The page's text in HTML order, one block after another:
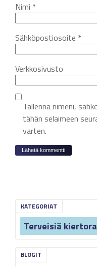
KATEGORIAT
Terveisiä
Nimi *
Sähköpostiosoite *
Verkkosivusto
Tallenna nimeni,
tähän selaimeen
varten.